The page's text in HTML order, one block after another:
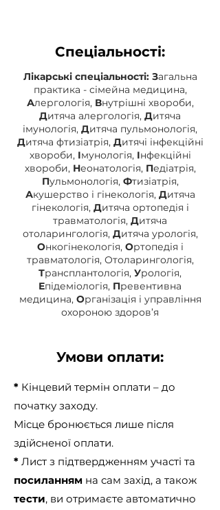
Спеціальності:
Лікарські спеціальності: Загальна
практика - сімейна медицина,
Алергологія, Внутрішні хвороби,
Дитяча алергологія, Дитяча
імунологія, Дитяча пульмонологія,
Дитяча фтизіатрія, Дитячі інфекційні
хвороби, Імунологія, Інфекційні
хвороби, Неонатологія, Педіатрія,
Пульмонологія, Фтизіатрія,
Акушерство і гінекологія, Дитяча
гінекологія, Дитяча ортопедія і
травматологія, Дитяча
отоларингологія, Дитяча урологія,
Онкогінекологія, Ортопедія і
травматологія, Отоларингологія,
Трансплантологія, Урологія,
Епідеміологія, Превентивна
медицина, Організація і управління
охороною здоров’я
Умови оплати:
* Кінцевий термін оплати – до
початку заходу.
Місце бронюється лише після
здійсненої оплати.
* Лист з підтвердженням участі та
посиланням на сам захід, а також
тести, ви отримаєте автоматично